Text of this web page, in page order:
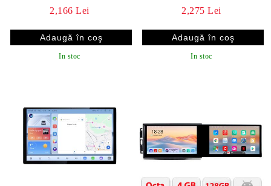
1K android Wifi 5Ghz gps
2,166 Lei
In stoc
Navigatie Internet Youtube
2,275 Lei
In stoc